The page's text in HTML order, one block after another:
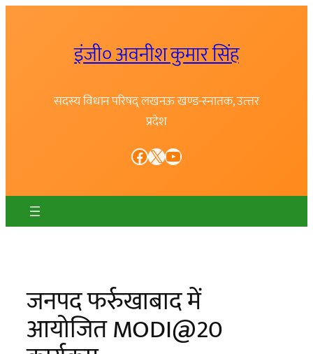
इंजी० अवनीश कुमार सिंह
सदस्य विधान परिषद् लखनऊ खण्ड-स्नातक, उत्त्तर
प्रदेश
Facebook X YouTube
जनपद फर्रुखाबाद में
आयोजित MODI@20